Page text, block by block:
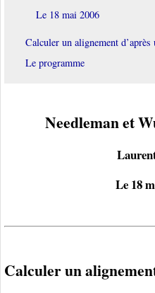
Le 18 mai 2006
Calculer un alignement d’après
Le programme
Needleman et
Le 18
Calculer un